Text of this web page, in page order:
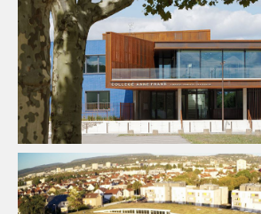
BIM / CIM / TIM Enseignement